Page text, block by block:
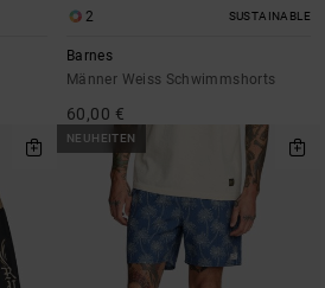
2 SUSTAINABLE
Barnes
Männer Weiss Schwimmshorts
60,00 €
NEUHEITEN